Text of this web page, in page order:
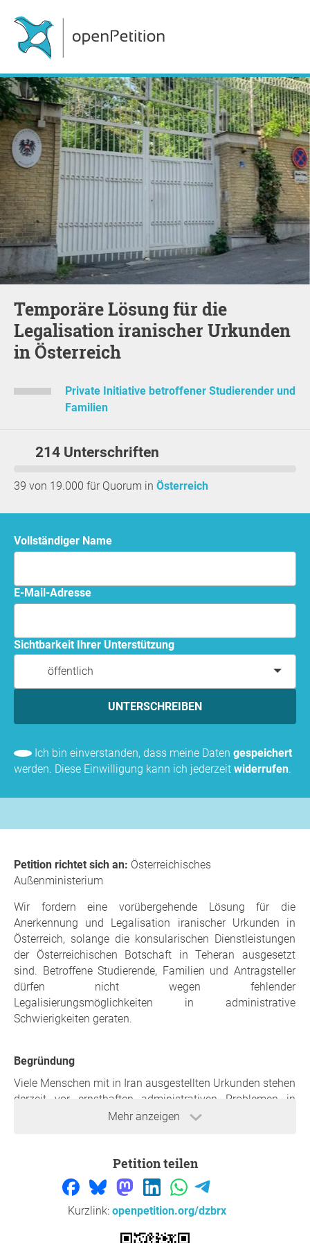
Temporäre Lösung für die
Legalisation iranischer Urkunden
in Österreich
Private Initiative betroffener Studierender und
Familien
214 Unterschriften
39 von 19.000 für Quorum in Österreich
Vollständiger Name
E-Mail-Adresse
Sichtbarkeit Ihrer Unterstützung
öffentlich
UNTERSCHREIBEN
Ich bin einverstanden, dass meine Daten gespeichert
werden. Diese Einwilligung kann ich jederzeit widerrufen.
Mehr anzeigen
Petition richtet sich an: Österreichisches
Außenministerium
Wir fordern eine vorübergehende Lösung für die
Anerkennung und Legalisation iranischer Urkunden in
Österreich, solange die konsularischen Dienstleistungen
der Österreichischen Botschaft in Teheran ausgesetzt
sind. Betroffene Studierende, Familien und Antragsteller
dürfen nicht wegen fehlender
Legalisierungsmöglichkeiten in administrative
Schwierigkeiten geraten.
Begründung
Viele Menschen mit in Iran ausgestellten Urkunden stehen
derzeit vor ernsthaften administrativen Problemen in
Österreich. Betroffen sind insbesondere Studierende,
Studienunterlagen, Heiratsurkunden, Geburtsurkunden
und andere Personenstandsdokumente benötigen für die
Beglaubigung durch die Österreichische Botschaft in
Petition teilen
Kurzlink: openpetition.org/dzbrx